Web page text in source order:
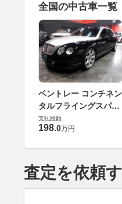
全国の中古車一覧
ベントレー コンチネン
タルフライングスパー
6.0 4WD
支払総額
198.0万円
査定を依頼